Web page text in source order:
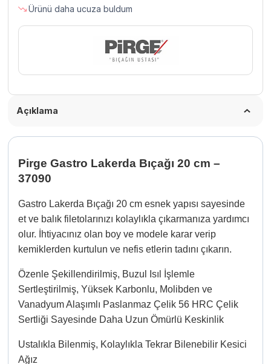
Ürünü daha ucuza buldum
Açıklama
Pirge Gastro Lakerda Bıçağı 20 cm –
37090
Gastro Lakerda Bıçağı 20 cm esnek yapısı sayesinde
et ve balık filetolarınızı kolaylıkla çıkarmanıza yardımcı
olur. İhtiyacınız olan boy ve modele karar verip
kemiklerden kurtulun ve nefis etlerin tadını çıkarın.
Özenle Şekillendirilmiş, Buzul Isıl İşlemle
Sertleştirilmiş, Yüksek Karbonlu, Molibden ve
Vanadyum Alaşımlı Paslanmaz Çelik 56 HRC Çelik
Sertliği Sayesinde Daha Uzun Ömürlü Keskinlik
Ustalıkla Bilenmiş, Kolaylıkla Tekrar Bilenebilir Kesici
Ağız